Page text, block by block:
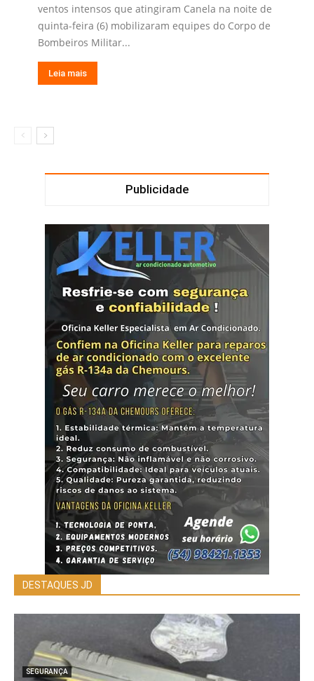
ventos intensos que atingiram Canela na noite de
quinta-feira (6) mobilizaram equipes do Corpo de
Bombeiros Militar...
Leia mais
Publicidade
DESTAQUES JD
SEGURANÇA